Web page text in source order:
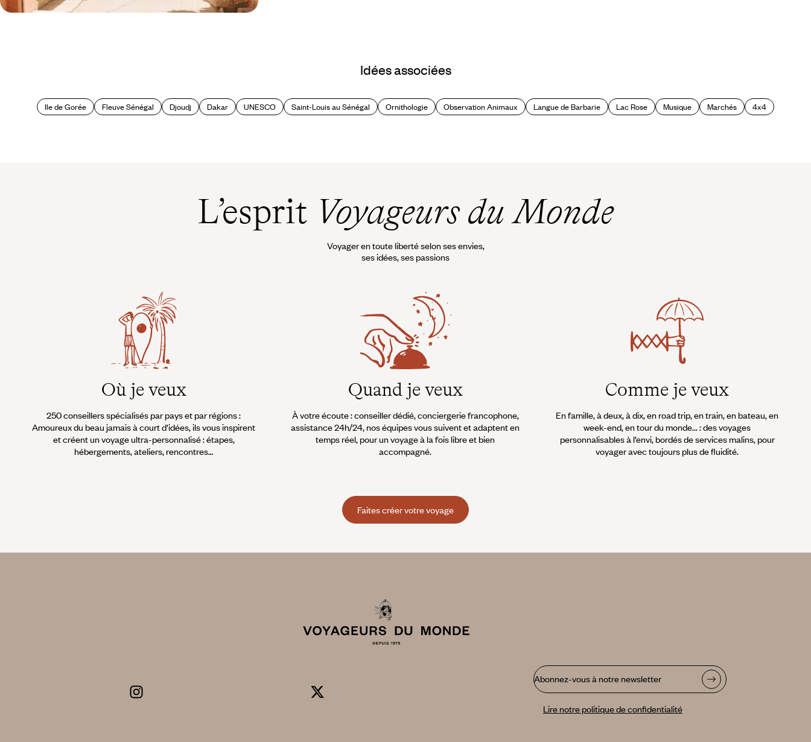
Idées associées
Ile de Gorée Fleuve Sénégal Djoudj Dakar UNESCO Saint-Louis au Sénégal Ornithologie Observation Animaux Langue de Barbarie Lac Rose Musique Marchés 4x4
L’esprit Voyageurs du Monde
Voyager en toute liberté selon ses envies,
ses idées, ses passions
Où je veux
250 conseillers spécialisés par pays et par régions :
Amoureux du beau jamais à court d’idées, ils vous inspirent
et créent un voyage ultra-personnalisé : étapes,
hébergements, ateliers, rencontres…
Quand je veux
À votre écoute : conseiller dédié, conciergerie francophone,
assistance 24h/24, nos équipes vous suivent et adaptent en
temps réel, pour un voyage à la fois libre et bien
accompagné.
Comme je veux
En famille, à deux, à dix, en road trip, en train, en bateau, en
week-end, en tour du monde... : des voyages
personnalisables à l’envi, bordés de services malins, pour
voyager avec toujours plus de fluidité.
Faites créer votre voyage
Abonnez-vous à notre newsletter
Lire notre politique de confidentialité